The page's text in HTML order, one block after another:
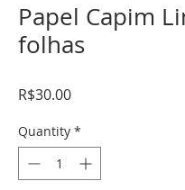
Papel Capim
folhas
R$30.00Price
Quantity *